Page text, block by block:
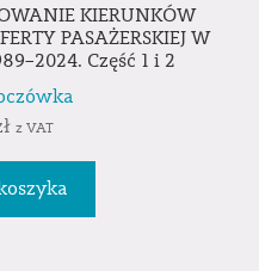
KIERUNKÓW
PASAŻERSKIEJ W
Część 1 i 2
z VAT